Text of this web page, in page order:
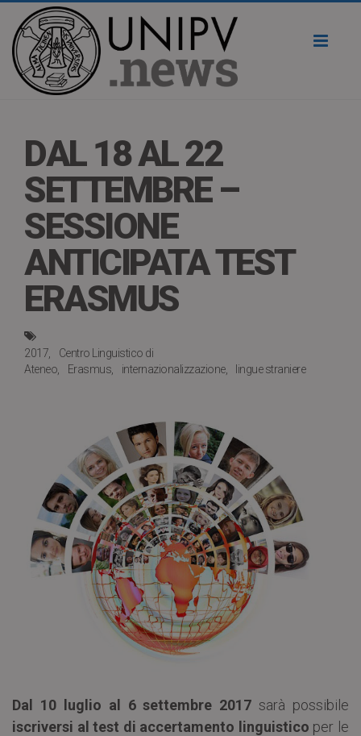
DAL 18 AL 22
SETTEMBRE –
SESSIONE
ANTICIPATA TEST
ERASMUS
2017
Centro Linguistico di
Ateneo
Erasmus internazionalizzazione lingue straniere
Dal 10 luglio al 6 settembre 2017 sarà possibile
iscriversi al test di accertamento linguistico per le